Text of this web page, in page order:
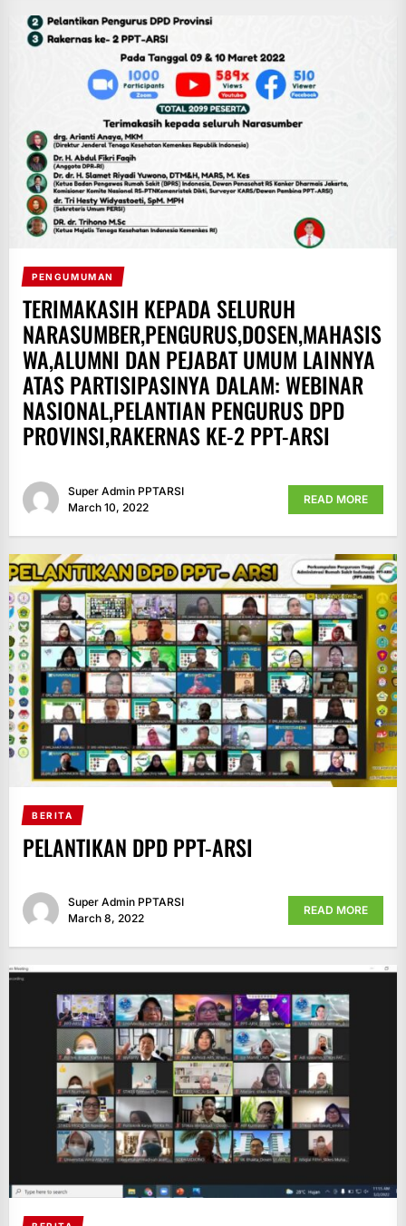
PENGUMUMAN
TERIMAKASIH KEPADA SELURUH
NARASUMBER,PENGURUS,DOSEN,MAHASIS
WA,ALUMNI DAN PEJABAT UMUM LAINNYA
ATAS PARTISIPASINYA DALAM: WEBINAR
NASIONAL,PELANTIAN PENGURUS DPD
PROVINSI,RAKERNAS KE-2 PPT-ARSI
Super Admin PPTARSI
March 10, 2022
READ MORE
BERITA
PELANTIKAN DPD PPT-ARSI
Super Admin PPTARSI
March 8, 2022
READ MORE